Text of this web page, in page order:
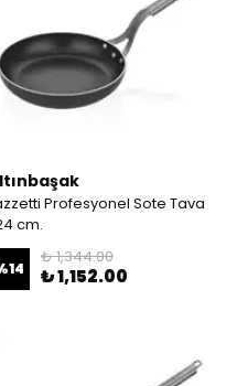
Profesyonel Sote Tava
cm.
14
₺ 1,344.00
₺ 1,152.00